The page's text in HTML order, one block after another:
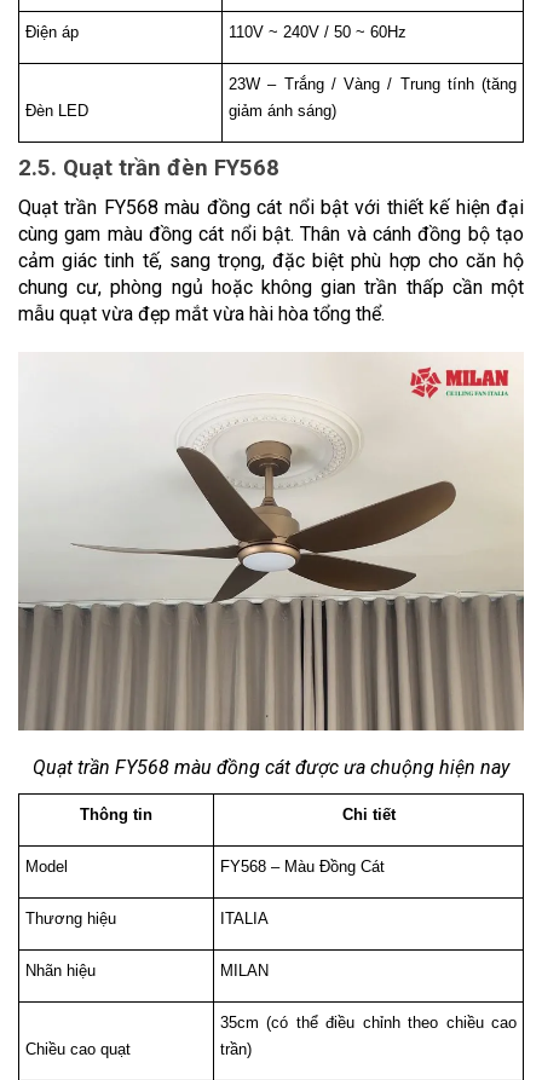
Điện áp 110V ~ 240V / 50 ~ 60Hz
Đèn LED
23W – Trắng / Vàng / Trung tính (tăng
giảm ánh sáng)
2.5. Quạt trần đèn FY568
Quạt trần FY568 màu đồng cát nổi bật với thiết kế hiện đại
cùng gam màu đồng cát nổi bật. Thân và cánh đồng bộ tạo
cảm giác tinh tế, sang trọng, đặc biệt phù hợp cho căn hộ
chung cư, phòng ngủ hoặc không gian trần thấp cần một
mẫu quạt vừa đẹp mắt vừa hài hòa tổng thể.
Quạt trần FY568 màu đồng cát được ưa chuộng hiện nay
Thông tin Chi tiết
Model FY568 – Màu Đồng Cát
Thương hiệu ITALIA
Nhãn hiệu MILAN
Chiều cao quạt
35cm (có thể điều chỉnh theo chiều cao
trần)